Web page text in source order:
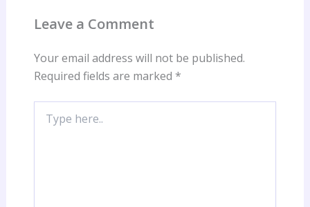
Leave a Comment
Your email address will not be published.
Required fields are marked *
here..